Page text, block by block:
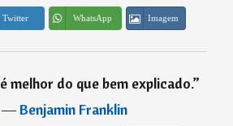
Twitter WhatsApp Imagem
melhor do que bem explicado.”
―Benjamin Franklin